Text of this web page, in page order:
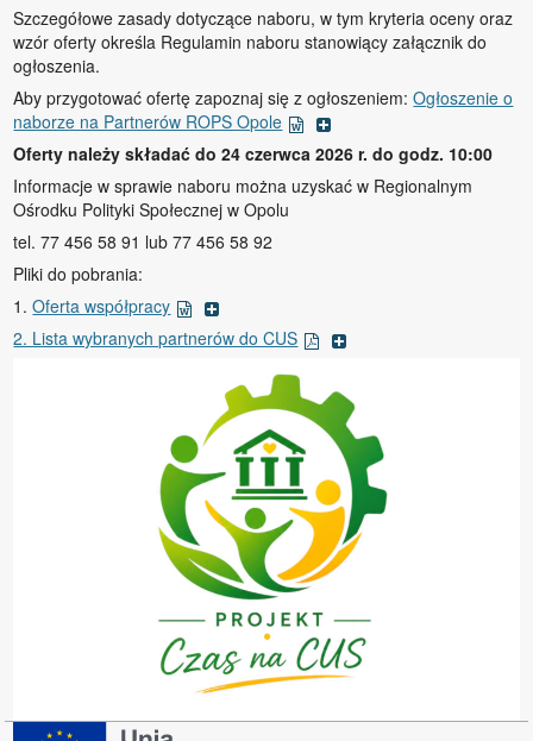
Szczegółowe zasady dotyczące naboru, w tym kryteria oceny oraz
wzór oferty określa Regulamin naboru stanowiący załącznik do
ogłoszenia.
Aby przygotować ofertę zapoznaj się z ogłoszeniem:Ogłoszenie o
naborze na Partnerów ROPS Opole
Oferty należy składać do 24 czerwca 2026 r. do godz. 10:00
Informacje w sprawie naboru można uzyskać w Regionalnym
Ośrodku Polityki Społecznej w Opolu
tel. 77 456 58 91 lub 77 456 58 92
Pliki do pobrania:
1.Oferta współpracy
2. Lista wybranych partnerów do CUS